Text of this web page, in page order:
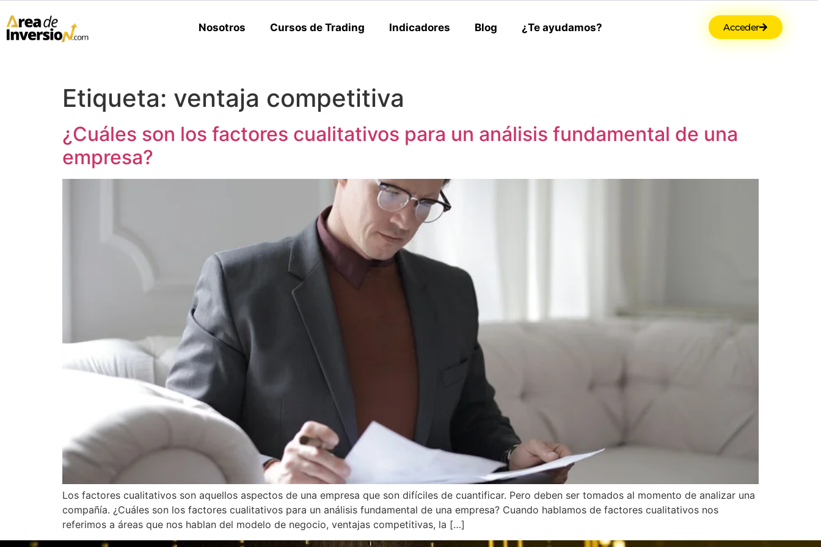
Nosotros Cursos de Trading Indicadores Blog ¿Te ayudamos? Acceder
Etiqueta: ventaja competitiva
¿Cuáles son los factores cualitativos para un análisis fundamental de una
empresa?
Los factores cualitativos son aquellos aspectos de una empresa que son difíciles de cuantificar. Pero deben ser tomados al momento de analizar una
compañía. ¿Cuáles son los factores cualitativos para un análisis fundamental de una empresa? Cuando hablamos de factores cualitativos nos
referimos a áreas que nos hablan del modelo de negocio, ventajas competitivas, la […]